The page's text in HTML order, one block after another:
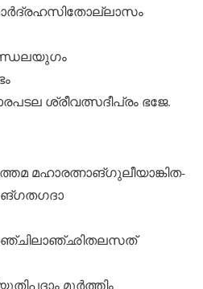
ശ്രീവത്സദീപ്രം ഭജേ.
മഹാരത്നാങ്ഗുലീയാങ്കിത-
മൂർത്തിം